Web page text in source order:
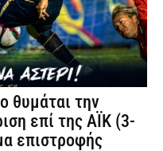
θυμάται την
επί της ΑΪΚ (3-
επιστροφής